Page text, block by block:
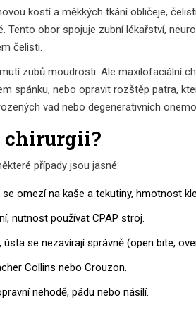
kostí a měkkých tkání obličeje,
obor spojuje zubní lékařství,
čelisti.
zubů moudrosti. Ale maxilofaciální
spánku, nebo opravit rozštěp patra,
vad nebo degenerativních
chirurgii?
případy jsou jasné:
omezí na kaše a tekutiny, hmotnost
nutnost používat CPAP stroj.
se nezavírají správně (open bite,
Collins nebo Crouzon.
nehodě, pádu nebo násilí.